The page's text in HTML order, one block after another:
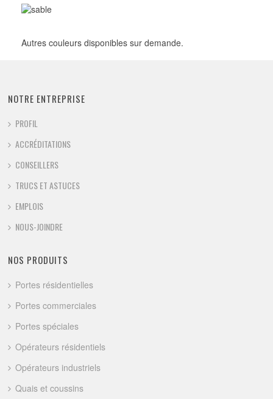
Autres couleurs disponibles sur demande.
NOTRE ENTREPRISE
PROFIL
ACCRÉDITATIONS
CONSEILLERS
TRUCS ET ASTUCES
EMPLOIS
NOUS-JOINDRE
NOS PRODUITS
Portes résidentielles
Portes commerciales
Portes spéciales
Opérateurs résidentiels
Opérateurs industriels
Quais et coussins